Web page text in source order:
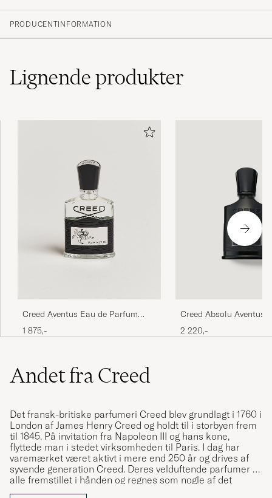
PRODUCENTINFORMATION
Lignendeprodukter
Creed Aventus Eau de Parfum
50ml
1 875,-
Creed Absolu Aventus
Parfum 50ml
2 220,-
Andet fra Creed
Det fransk-britiske parfumeri Creed blev grundlagt i 1760 i
London af James Henry Creed og holdt til i storbyen frem
til 1845. På invitation fra Napoleon III og hans kone,
flyttede man i stedet virksomheden til Paris. I dag har
varemærket været aktivt i mere end 250 år og drives af
syvende generation Creed. Deres velduftende parfumer er
alle fremstillet i hånden og regnes som nogle af det
bedste i verden.